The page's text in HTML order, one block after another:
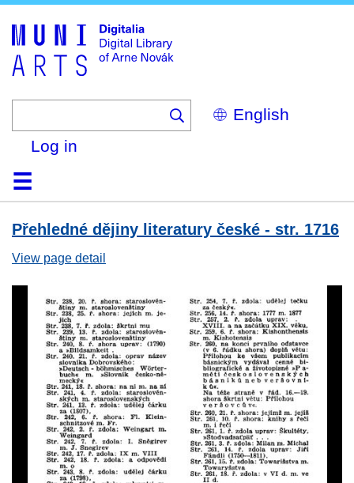
Select
your
Log in
HomeBrowse
Search
About
HelpContactDigitalia
Přehledné dějiny literatury české - str. 1716
View page detail